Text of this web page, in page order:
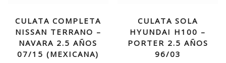
CULATA COMPLETA
NISSAN TERRANO –
NAVARA 2.5 AÑOS
07/15 (MEXICANA)
CULATA SOLA
HYUNDAI H100 –
PORTER 2.5 AÑOS
96/03